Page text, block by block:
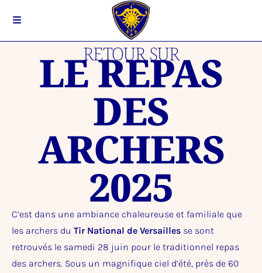
RETOUR SUR
LE REPAS
DES
ARCHERS
2025
C’est dans une ambiance chaleureuse et familiale que
les archers du Tir National de Versailles se sont
retrouvés le samedi 28 juin pour le traditionnel repas
des archers. Sous un magnifique ciel d’été, près de 60